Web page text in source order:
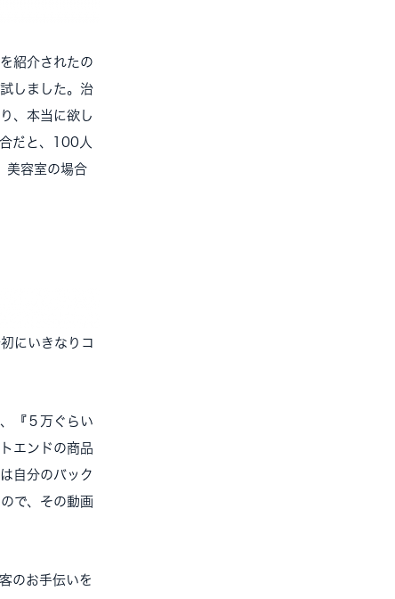
紹介されたの
しました。治
、本当に欲し
だと、100人
美容室の場合
にいきなりコ
『５万ぐらい
エンドの商品
自分のバック
で、その動画
のお手伝いを